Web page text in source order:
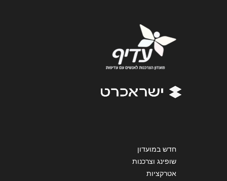
אנא חזרו אלי בקשר ל...
חדש במועדון
שופינג וצרכנות
אטרקציות